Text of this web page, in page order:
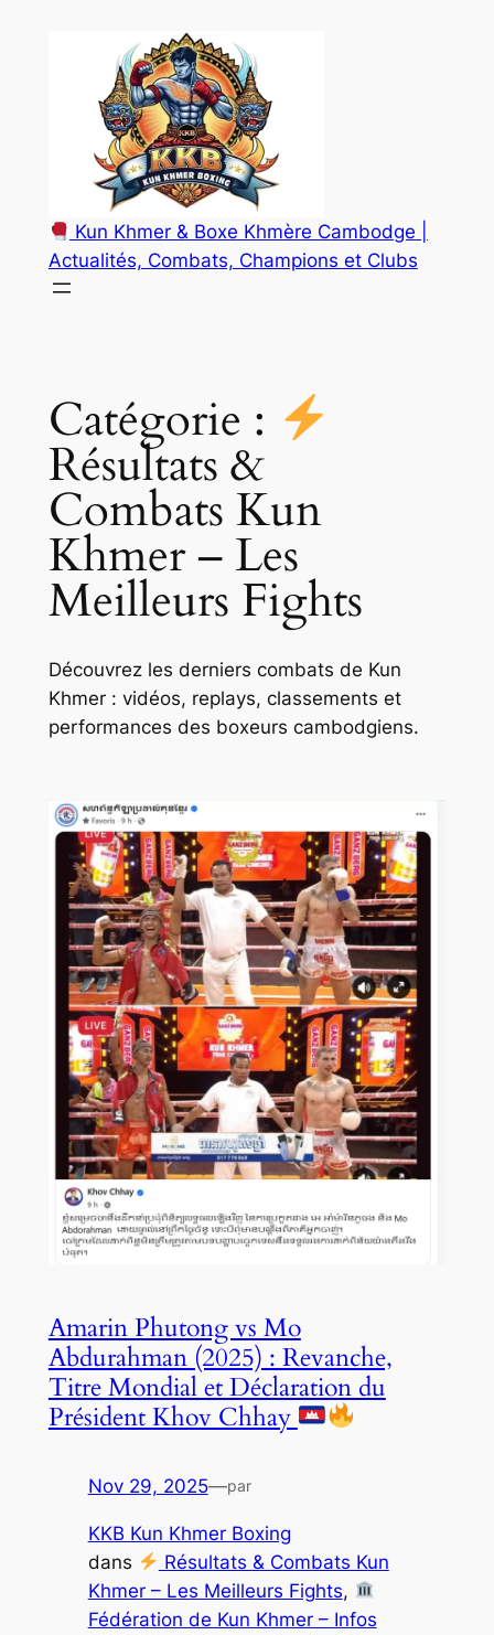
Kun Khmer & Boxe Khmère Cambodge |
Actualités, Combats, Champions et Clubs
Catégorie :
Résultats &
Combats Kun
Khmer – Les
Meilleurs Fights
Découvrez les derniers combats de Kun
Khmer : vidéos, replays, classements et
performances des boxeurs cambodgiens.
Amarin Phutong vs Mo
Abdurahman (2025) : Revanche,
Titre Mondial et Déclaration du
Président Khov Chhay
Nov 29, 2025—par
KKB Kun Khmer Boxing
dans
Résultats & Combats Kun
Khmer – Les Meilleurs Fights,
Fédération de Kun Khmer – Infos